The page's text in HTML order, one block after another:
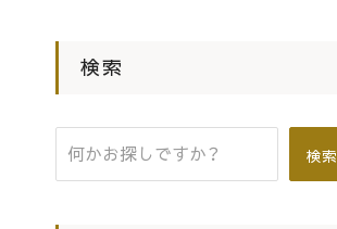
検索
検索